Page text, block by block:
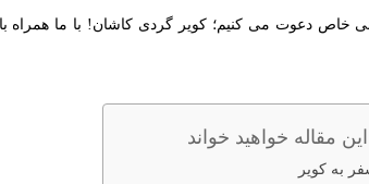
مقاله خواهید خواند
به کویر